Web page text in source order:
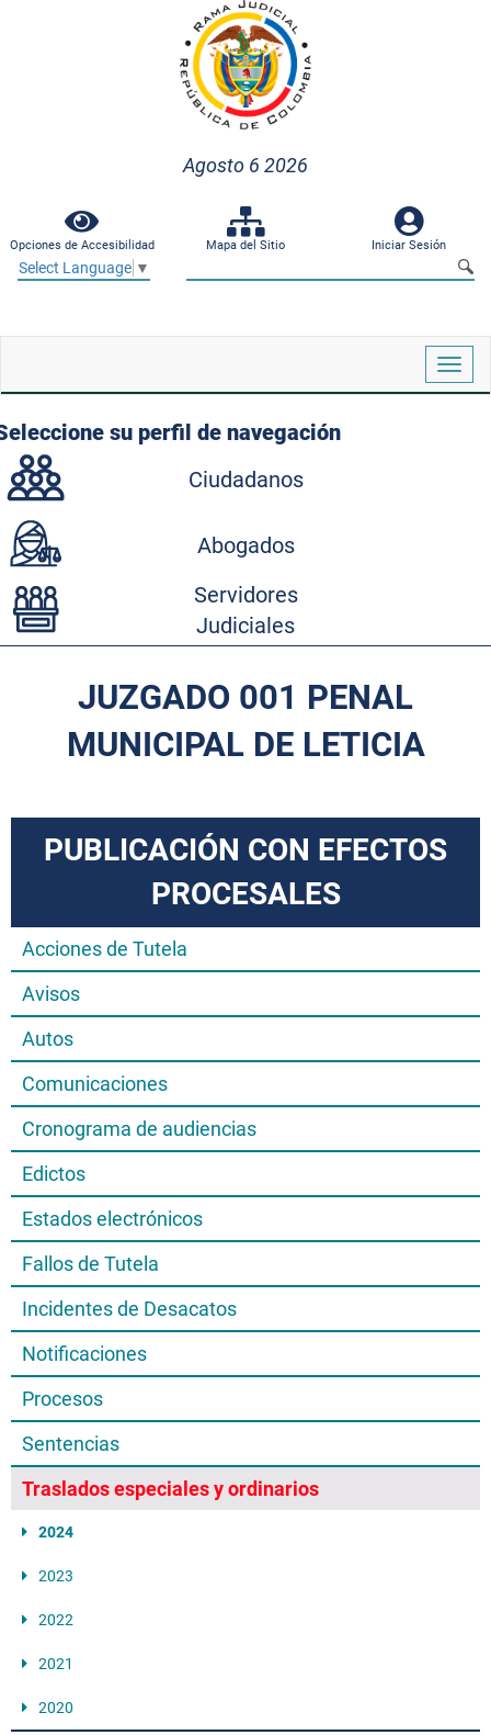
Agosto 6 2026
Opciones de Accesibilidad Mapa del Sitio Iniciar Sesión
Select Language ▼
su perfil de navegación
Ciudadanos
Abogados
Servidores
Judiciales
JUZGADO 001 PENAL
MUNICIPAL DE LETICIA
PUBLICACIÓN CON EFECTOS
PROCESALES
Acciones de Tutela
Avisos
Autos
Comunicaciones
Cronograma de audiencias
Edictos
Estados electrónicos
Fallos de Tutela
Incidentes de Desacatos
Notificaciones
Procesos
Sentencias
Traslados especiales y ordinarios
2024
2023
2022
2021
2020